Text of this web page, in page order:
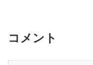
コメント